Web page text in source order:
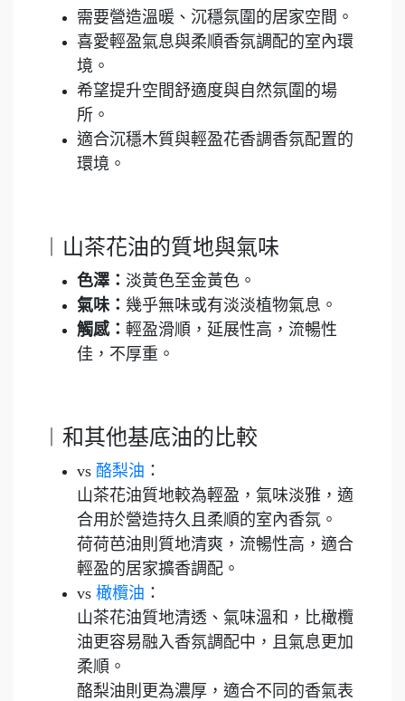
需要營造溫暖、沉穩氛圍的居家空間。
喜愛輕盈氣息與柔順香氛調配的室內環
境。
希望提升空間舒適度與自然氛圍的場
所。
適合沉穩木質與輕盈花香調香氛配置的
環境。
︱山茶花油的質地與氣味
色澤： 淡黃色至金黃色。
氣味： 幾乎無味或有淡淡植物氣息。
觸感： 輕盈滑順，延展性高，流暢性
佳，不厚重。
︱和其他基底油的比較
vs 酪梨油 ：
山茶花油質地較為輕盈，氣味淡雅，適
合用於營造持久且柔順的室內香氛。
荷荷芭油則質地清爽，流暢性高，適合
輕盈的居家擴香調配。
vs 橄欖油 ：
山茶花油質地清透、氣味溫和，比橄欖
油更容易融入香氛調配中，且氣息更加
柔順。
酪梨油則更為濃厚，適合不同的香氣表